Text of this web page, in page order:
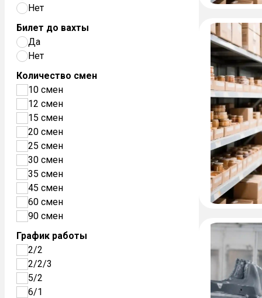
Нет
Билет до вахты
Да
Нет
Количество смен
10 смен
12 смен
15 смен
20 смен
25 смен
30 смен
35 смен
45 смен
60 смен
90 смен
График работы
2/2
2/2/3
5/2
6/1